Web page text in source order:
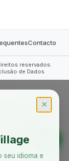
Contacto
reservados.
de Dados
✕
seu idioma e